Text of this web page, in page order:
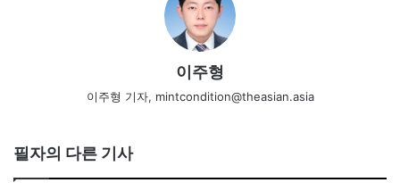
이주형
이주형 기자, mintcondition@theasian.asia
필자의 다른 기사